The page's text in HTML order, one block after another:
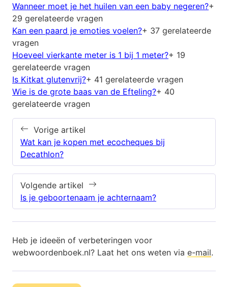
Wanneer moet je het huilen van een baby negeren?+
29 gerelateerde vragen
Kan een paard je emoties voelen?+ 37 gerelateerde
vragen
Hoeveel vierkante meter is 1 bij 1 meter?+ 19
gerelateerde vragen
Is Kitkat glutenvrij?+ 41 gerelateerde vragen
Wie is de grote baas van de Efteling?+ 40
gerelateerde vragen
Vorige artikel
Wat kan je kopen met ecocheques bij
Decathlon?
Volgende artikel
Is je geboortenaam je achternaam?
Heb je ideeën of verbeteringen voor
webwoordenboek.nl? Laat het ons weten via e-mail.